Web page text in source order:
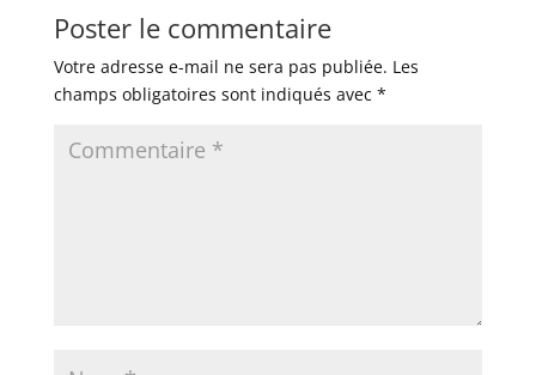
Poster le commentaire
Votre adresse e-mail ne sera pas publiée. Les
champs obligatoires sont indiqués avec *